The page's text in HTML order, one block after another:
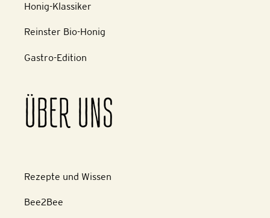
Honig-Klassiker
Reinster Bio-Honig
Gastro-Edition
ÜBER UNS
Rezepte und Wissen
Bee2Bee